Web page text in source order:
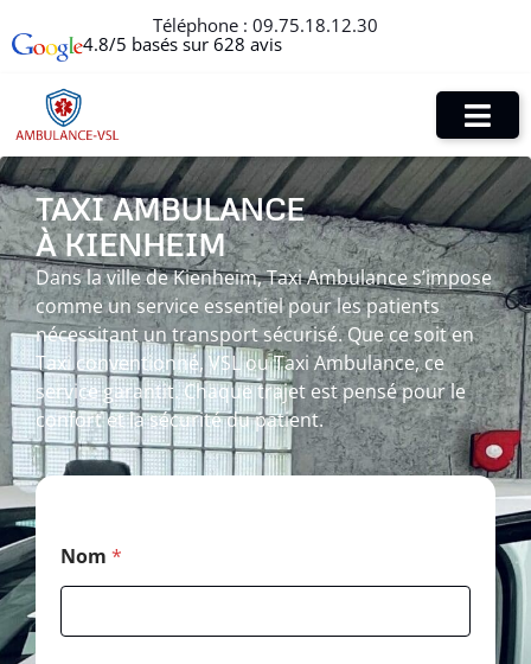
Téléphone : 09.75.18.12.30
4.8/5 basés sur 628 avis
TAXI AMBULANCE
À KIENHEIM
Dans la ville de Kienheim, Taxi Ambulance s’impose
comme un service essentiel pour les patients
nécessitant un transport sécurisé. Que ce soit en
Taxi conventionné, VSL ou Taxi Ambulance, ce
service garantit. Chaque trajet est pensé pour le
confort et la sécurité du patient.
Nom *